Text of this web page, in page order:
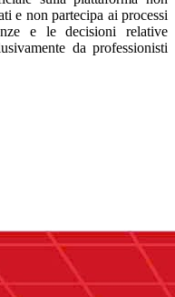
e non partecipa ai processi
e le decisioni relative
da professionisti